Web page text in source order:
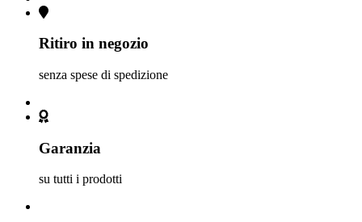
Ritiro in negozio
senza spese di spedizione
Garanzia
su tutti i prodotti